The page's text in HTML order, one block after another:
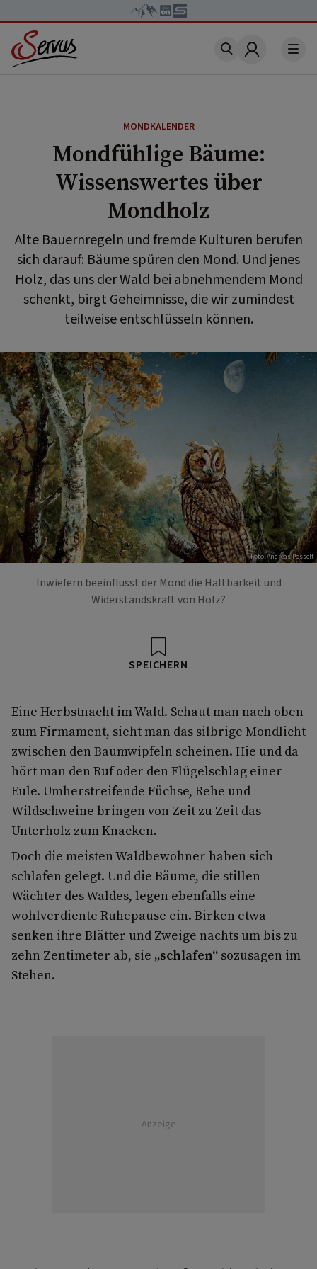
Account
MONDKALENDER
Mondfühlige Bäume:
Wissenswertes über
Mondholz
Alte Bauernregeln und fremde Kulturen berufen
sich darauf: Bäume spüren den Mond. Und jenes
Holz, das uns der Wald bei abnehmendem Mond
schenkt, birgt Geheimnisse, die wir zumindest
teilweise entschlüsseln können.
Foto: Andreas Posselt
Inwiefern beeinflusst der Mond die Haltbarkeit und
Widerstandskraft von Holz?
SPEICHERN
Eine Herbstnacht im Wald. Schaut man nach oben
zum Firmament, sieht man das silbrige Mondlicht
zwischen den Baumwipfeln scheinen. Hie und da
hört man den Ruf oder den Flügelschlag einer
Eule. Umherstreifende Füchse, Rehe und
Wildschweine bringen von Zeit zu Zeit das
Unterholz zum Knacken.
Doch die meisten Waldbewohner haben sich
schlafen gelegt. Und die Bäume, die stillen
Wächter des Waldes, legen ebenfalls eine
wohlverdiente Ruhepause ein. Birken etwa
senken ihre Blätter und Zweige nachts um bis zu
zehn Zentimeter ab, sie „schlafen“ sozusagen im
Stehen.
Anzeige